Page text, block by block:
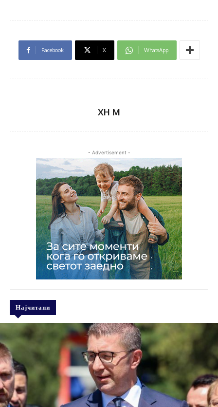
Facebook X WhatsApp
XH M
- Advertisement -
Најчитани